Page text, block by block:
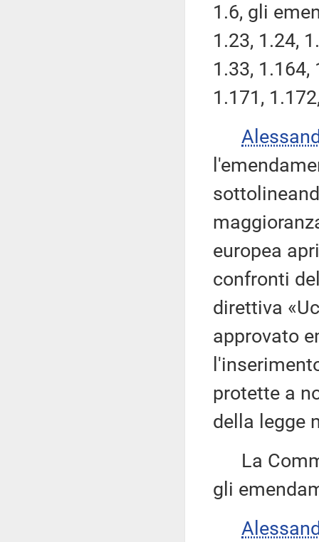
1.6, gli
1.23, 1.24,
1.33, 1.164,
1.171,
europea
confronti
direttiva
approvato
protette a
della legge
La
gli